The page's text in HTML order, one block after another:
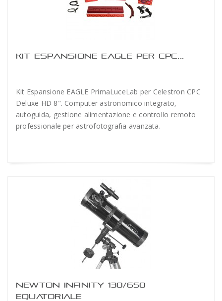
KIT ESPANSIONE EAGLE PER CPC...
Kit Espansione EAGLE PrimaLuceLab per Celestron CPC
Deluxe HD 8". Computer astronomico integrato,
autoguida, gestione alimentazione e controllo remoto
professionale per astrofotografia avanzata.
NEWTON INFINITY 130/650
EQUATORIALE